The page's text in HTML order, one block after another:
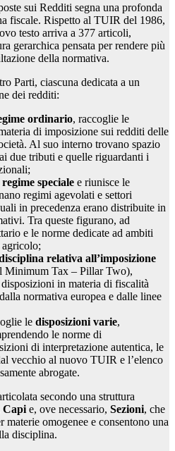
sui Redditi segna una profonda
fiscale. Rispetto al TUIR del 1986,
testo arriva a 377 articoli,
gerarchica pensata per rendere più
della normativa.
Parti, ciascuna dedicata a un
dei redditi:
ordinario, raccoglie le
di imposizione sui redditi delle
Al suo interno trovano spazio
due tributi e quelle riguardanti i
regime speciale e riunisce le
regimi agevolati e settori
in precedenza erano distribuite in
Tra queste figurano, ad
e le norme dedicate ad ambiti
relativa all’imposizione
Minimum Tax – Pillar Two),
in materia di fiscalità
normativa europea e dalle linee
le disposizioni varie,
le norme di
di interpretazione autentica, le
vecchio al nuovo TUIR e l’elenco
abrogate.
secondo una struttura
Capi e, ove necessario, Sezioni, che
omogenee e consentono una
disciplina.